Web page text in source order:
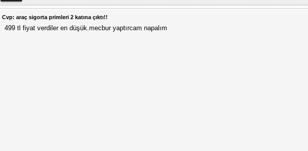
Cvp: araç sigorta primleri 2 katına çıktı!!
499 tl fiyat verdiler en düşük.mecbur yaptırcam napalım